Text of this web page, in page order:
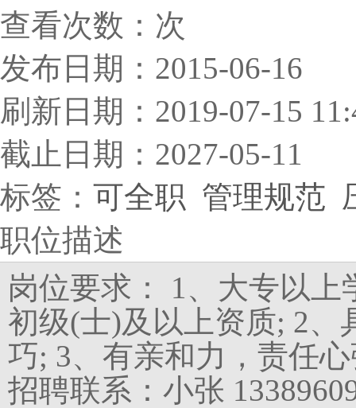
查看次数： 次
发布日期：2015-06-16
刷新日期：2019-07-15
截止日期：2027-05-11
标签： 可全职 管理规范
职位描述
岗位要求： 1、大专以
初级(士)及以上资质; 2、
巧; 3、有亲和力，责任
招聘联系：小张